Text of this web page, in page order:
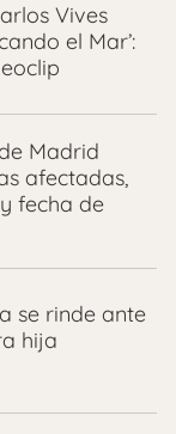
Vives
el Mar’:
Madrid
afectadas,
fecha de
se rinde ante
hija